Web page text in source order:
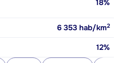
18%
6 353 hab/km2
12%